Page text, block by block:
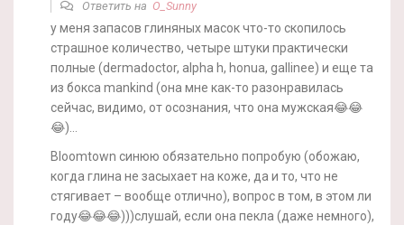
Ответить на O_Sunny
у меня запасов глиняных масок что-то скопилось
страшное количество, четыре штуки практически
полные (dermadoctor, alpha h, honua, gallinee) и еще та
из бокса mankind (она мне как-то разонравилась
сейчас, видимо, от осознания, что она мужская😂😂
😂)…
Bloomtown синюю обязательно попробую (обожаю,
когда глина не засыхает на коже, да и то, что не
стягивает – вообще отлично), вопрос в том, в этом ли
году😂😂😂)))слушай, если она пекла (даже немного),